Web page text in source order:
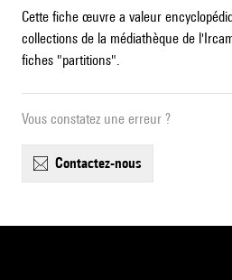
Cette fiche œuvre a valeur
collections de la médiathèque de
fiches "partitions".
Vous constatez une erreur ?
contactez-nous